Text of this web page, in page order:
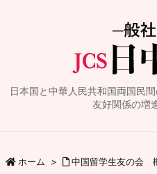
日本国と中華人民共和国両国民
友好関係の増
ホーム > 中国留学生友の会